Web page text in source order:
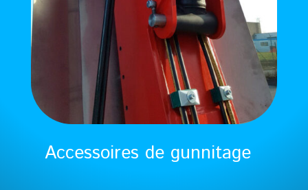
Accessoires de gunnitage